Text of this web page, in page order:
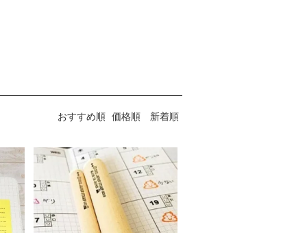
おすすめ順 価格順 新着順